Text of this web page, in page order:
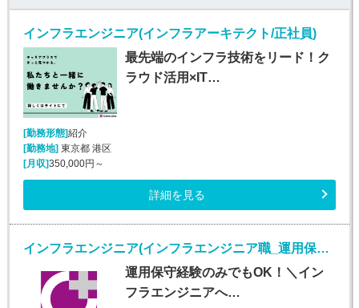
インフラエンジニア(インフラアーキテクト/正社員)
最先端のインフラ技術をリード！ク
ラウド活用×IT…
[勤務形態]紹介
[勤務地]東京都 港区
[月収]350,000円～
詳細を見る
インフラエンジニア(インフラエンジニア職_運用保守経験のみでもOK)
運用保守経験のみでもOK！＼イン
フラエンジニアへ…